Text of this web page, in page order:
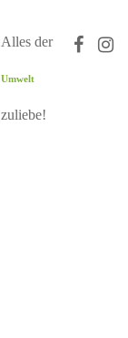
Alles der
Umwelt
zuliebe!